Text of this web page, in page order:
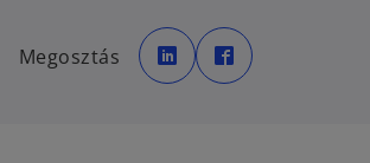
Megosztás
o
p
e
n
p
e